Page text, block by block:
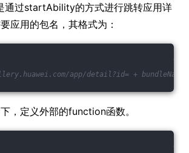
通过startAbility的方式进行跳转应用详
应用的包名，其格式为：
app/detail?id= + bundleName
，定义外部的function函数。